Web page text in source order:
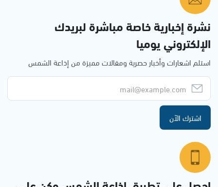
نشرة إخبارية خاصة مباشرة لبريدك
الإلكتروني يوميا
استلم اشعارات وأخبار حصرية ومقالات مميزة من إذاعة الشمس
اشترك الآن